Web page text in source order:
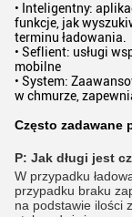
• Inteligentny:
funkcje, jak
terminu ładowania.
• Seflient: usługi
mobilne
• System:
w chmurze,
Często zadawane
P: Jak długi jest
W przypadku
przypadku braku
na podstawie ilości